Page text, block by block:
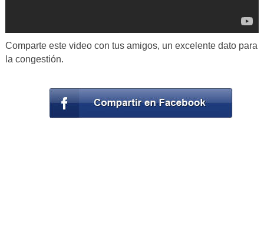
Comparte este video con tus amigos, un excelente dato para
la congestión.